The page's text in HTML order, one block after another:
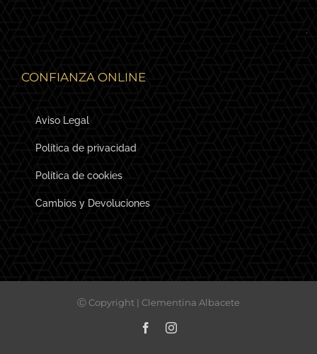
CONFIANZA ONLINE
Aviso Legal
Política de privacidad
Política de cookies
Cambios y Devoluciones
Ⓒ Copyright | Clementina Albacete
FacebookInstagram